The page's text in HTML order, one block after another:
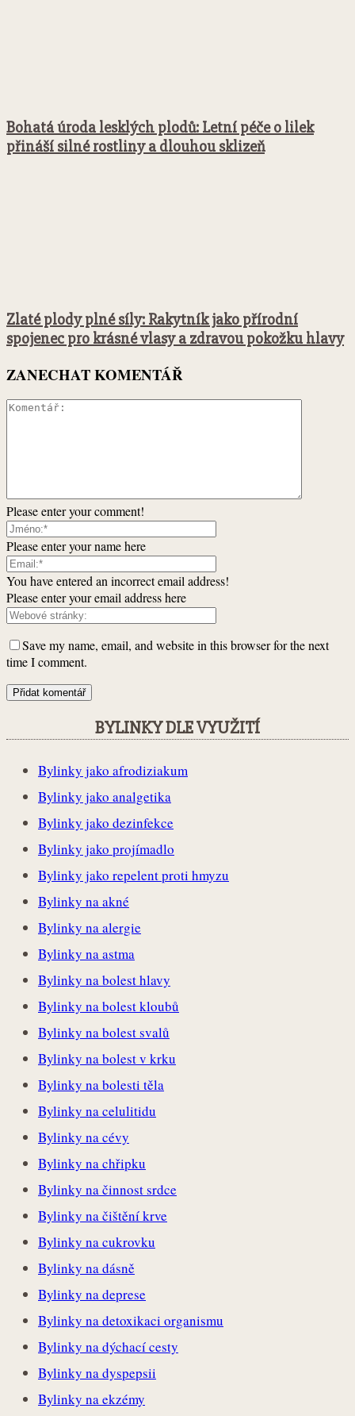
Bohatá úroda lesklých plodů: Letní péče o lilek
přináší silné rostliny a dlouhou sklizeň
Zlaté plody plné síly: Rakytník jako přírodní
spojenec pro krásné vlasy a zdravou pokožku hlavy
ZANECHAT KOMENTÁŘ
Please enter your comment!
Please enter your name here
You have entered an incorrect email address!
Please enter your email address here
Save my name, email, and website in this browser for the next
time I comment.
BYLINKY DLE VYUŽITÍ
Bylinky jako afrodiziakum
Bylinky jako analgetika
Bylinky jako dezinfekce
Bylinky jako projímadlo
Bylinky jako repelent proti hmyzu
Bylinky na akné
Bylinky na alergie
Bylinky na astma
Bylinky na bolest hlavy
Bylinky na bolest kloubů
Bylinky na bolest svalů
Bylinky na bolest v krku
Bylinky na bolesti těla
Bylinky na celulitidu
Bylinky na cévy
Bylinky na chřipku
Bylinky na činnost srdce
Bylinky na čištění krve
Bylinky na cukrovku
Bylinky na dásně
Bylinky na deprese
Bylinky na detoxikaci organismu
Bylinky na dýchací cesty
Bylinky na dyspepsii
Bylinky na ekzémy